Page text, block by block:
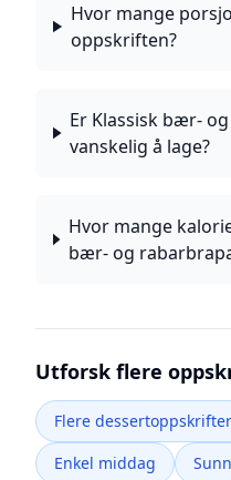
Hvor mange
oppskriften?
Er Klassisk bær-
vanskelig å lage?
Hvor mange
bær- og
Utforsk flere
Flere dessertoppskrifter
Enkel middag